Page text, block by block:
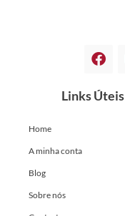
Links Úteis
Home
A minha conta
Blog
Sobre nós